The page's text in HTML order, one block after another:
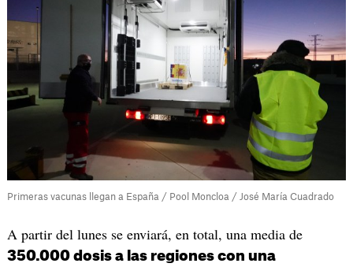
Primeras vacunas llegan a España / Pool Moncloa / José María Cuadrado
A partir del lunes se enviará, en total, una media de
350.000 dosis a las regiones con una